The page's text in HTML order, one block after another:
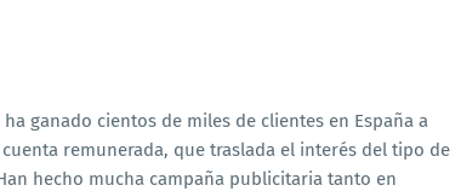
ganado cientos de miles de clientes en España a
remunerada, que traslada el interés del tipo de
hecho mucha campaña publicitaria tanto en